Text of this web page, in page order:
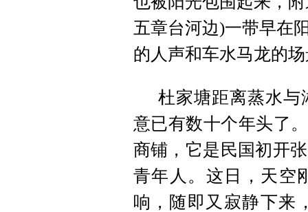
五章台河边)一带早在
的人声和车水马龙的
杜家塘距离蒸水与
意已有数十个年头了
商铺，它是民国初开
青年人。这日，天空
响，随即又寂静下来